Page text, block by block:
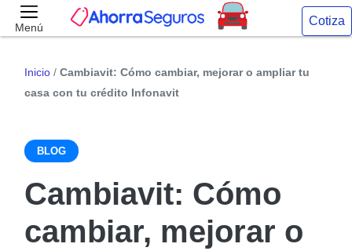
Menú Cotiza
Inicio / Cambiavit: Cómo cambiar, mejorar o ampliar tu
casa con tu crédito Infonavit
BLOG
Cambiavit: Cómo
cambiar, mejorar o